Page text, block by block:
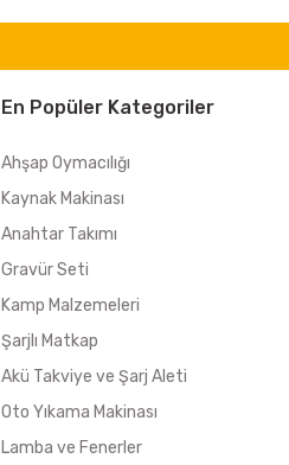
En Popüler Kategoriler
Ahşap Oymacılığı
Kaynak Makinası
Anahtar Takımı
Gravür Seti
Kamp Malzemeleri
Şarjlı Matkap
Akü Takviye ve Şarj Aleti
Oto Yıkama Makinası
Lamba ve Fenerler